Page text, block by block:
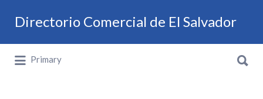
Directorio Comercial de El Salvador
Directorio Comercial de El Salvador
Primary